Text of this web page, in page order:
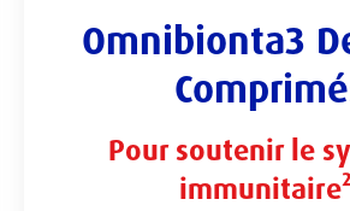
Omnibionta3
Pour soutenir le